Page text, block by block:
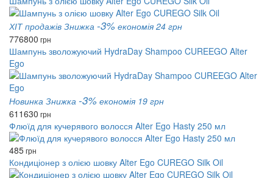
ХІТ продажів Знижка -3% економія 24 грн
776800 грн
Шампунь зволожуючий HydraDay Shampoo CUREEGO Alter
Ego
Новинка Знижка -3% економія 19 грн
611630 грн
Флюїд для кучерявого волосся Alter Ego Hasty 250 мл
485грн
Кондиціонер з олією шовку Alter Ego CUREGO Silk Oil